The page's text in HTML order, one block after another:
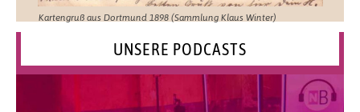
Kartengruß aus Dortmund 1898 (Sammlung Klaus Winter)
UNSERE PODCASTS